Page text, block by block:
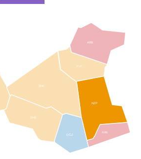
ARB
NZP
OĞZ
YVZ
ŞHB
ŞHK
KRK